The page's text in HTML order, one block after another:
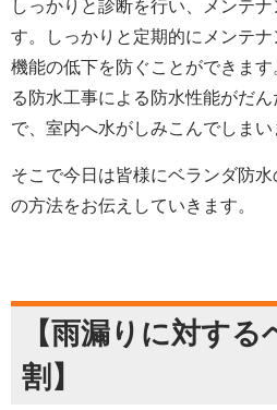
しっかりと診断を行い、メンテ
す。しっかりと定期的にメンテ
機能の低下を防ぐことができま
る防水工事による防水性能がだ
で、室内へ水がしみこんでしまい
そこで今日は皆様にベランダ防
の方法をお伝えしていきます。
【雨漏りに対す
割】